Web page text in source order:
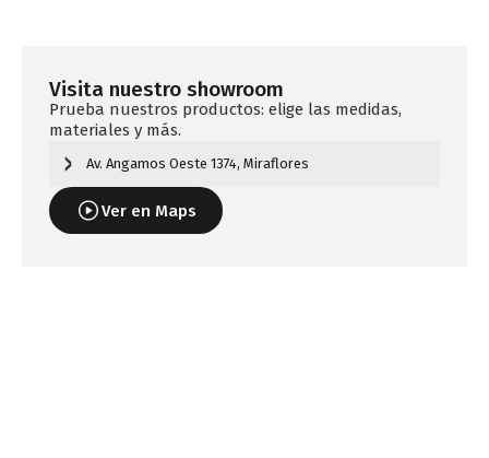
Visita nuestro showroom
Prueba nuestros productos: elige las medidas,
materiales y más.
Av. Angamos Oeste 1374, Miraflores
Ver en Maps